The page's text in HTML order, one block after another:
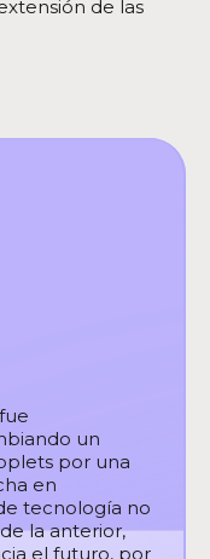
de las
un
por una
en
tecnología no
la anterior,
el futuro, por